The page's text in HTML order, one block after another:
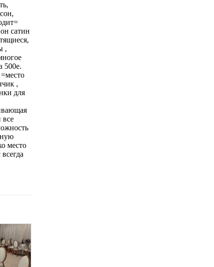
сатин
,
500е.
,
для
все
место